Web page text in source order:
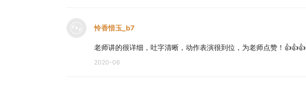
怜香惜玉_b7
老师讲的很详细，吐字清晰，动作表演很到位，为老师点赞！👍👍👍
2020-06